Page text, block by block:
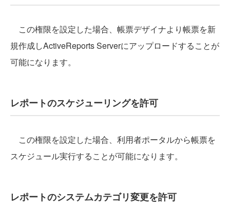
この権限を設定した場合、帳票デザイナより帳票を新
規作成しActiveReports Serverにアップロードすることが
可能になります。
レポートのスケジューリングを許可
この権限を設定した場合、利用者ポータルから帳票を
スケジュール実行することが可能になります。
レポートのシステムカテゴリ変更を許可